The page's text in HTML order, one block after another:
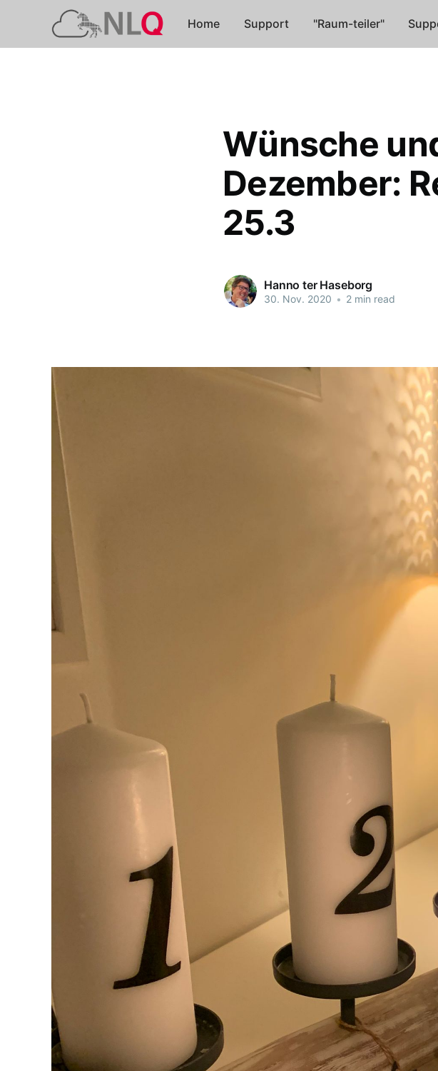
Home Support "Raum-teiler"
Wünsche
Dezember:
25.3
Hanno ter Haseborg
30. Nov. 2020 • 2 min read